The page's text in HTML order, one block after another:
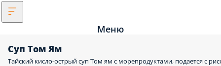
Меню
Суп Том Ям
Тайский кисло-острый суп Том ям с морепродуктами, подается с